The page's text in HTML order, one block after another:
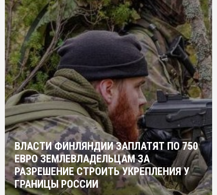
ВЛАСТИ ФИНЛЯНДИИ ЗАПЛАТЯТ ПО 750
ЕВРО ЗЕМЛЕВЛАДЕЛЬЦАМ ЗА
РАЗРЕШЕНИЕ СТРОИТЬ УКРЕПЛЕНИЯ У
ГРАНИЦЫ РОССИИ